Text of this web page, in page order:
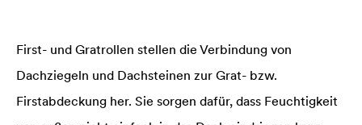
First- und Gratrollen stellen die Verbindung von
Dachziegeln und Dachsteinen zur Grat- bzw.
Firstabdeckung her. Sie sorgen dafür, dass Feuchtigkeit